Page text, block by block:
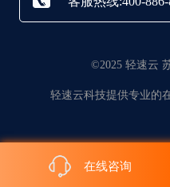
©2025 轻速云
轻速云科技提供专业的
在线咨询